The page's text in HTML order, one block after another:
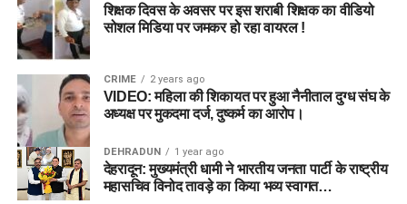
शिक्षक दिवस के अवसर पर इस शराबी शिक्षक का वीडियो
सोशल मिडिया पर जमकर हो रहा वायरल !
CRIME 2 years ago
VIDEO: महिला की शिकायत पर हुआ नैनीताल दुग्ध संघ के
अध्यक्ष पर मुकदमा दर्ज, दुष्कर्म का आरोप।
DEHRADUN 1 year ago
देहरादून: मुख्यमंत्री धामी ने भारतीय जनता पार्टी के राष्ट्रीय
महासचिव विनोद तावड़े का किया भव्य स्वागत…